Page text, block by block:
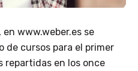
www.weber.es se
de cursos para el primer
repartidas en los once